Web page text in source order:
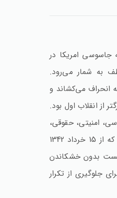
در 13 آبان 1358 با تسخیر لانه جاسوسی امریکا در
به شمار می‌رود.
انحراف می‌کشاند و
از انقلاب اول بود.
امنیتی‌، حقوقی‌،
اقتصادی و فرهنگی مورد توجه قرار گیرد. حرکت دانشجویان تداوم حرکتی بود که از 15 خرداد 1342
نمی‌توانست بدون خشکاندن
جلوگیری از تکرار